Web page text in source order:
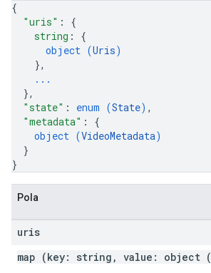
{
"uris" : {
string : {
object (Uris)
},
...
},
"state" : enum (State) ,
"metadata" : {
object (VideoMetadata)
}
}
Pola
uris
map (key: string, value: object (